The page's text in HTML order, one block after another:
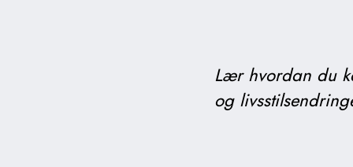
Lær hvordan du
og